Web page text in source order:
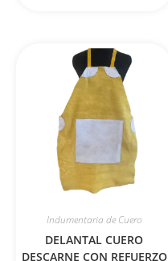
Indumentaria de Cuero
DELANTAL CUERO
DESCARNE CON REFUERZO